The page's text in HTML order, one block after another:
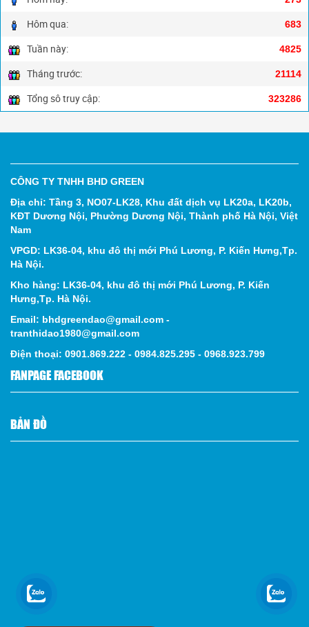
Hôm qua: 683
Tuần này: 4825
Tháng trước: 21114
Tổng sô truy cập: 323286
CÔNG TY TNHH BHD GREEN
Địa chỉ: Tầng 3, NO07-LK28, Khu đất dịch vụ LK20a, LK20b,
KĐT Dương Nội, Phường Dương Nội, Thành phố Hà Nội, Việt
Nam
VPGD: LK36-04, khu đô thị mới Phú Lương, P. Kiến Hưng,Tp.
Hà Nội.
Kho hàng: LK36-04, khu đô thị mới Phú Lương, P. Kiến
Hưng,Tp. Hà Nội.
Email: bhdgreendao@gmail.com -
tranthidao1980@gmail.com
Điện thoại: 0901.869.222 - 0984.825.295 - 0968.923.799
FANPAGE FACEBOOK
BẢN ĐỒ